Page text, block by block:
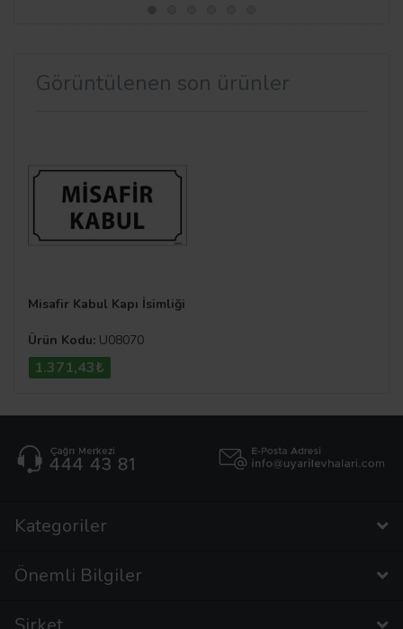
Görüntülenen son ürünler
Misafir Kabul Kapı İsimliği
Ürün Kodu: U08070
1.371,43₺
Kategoriler
Önemli Bilgiler